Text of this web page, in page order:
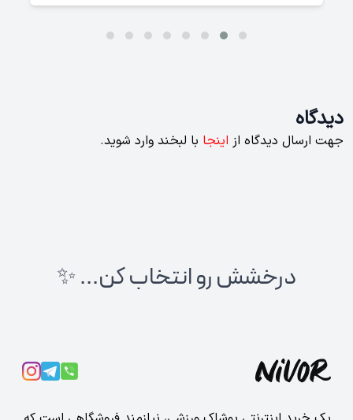
دیدگاه
جهت ارسال دیدگاه از اینجا با لبخند وارد شوید.
درخشش رو انتخاب کن... ✨